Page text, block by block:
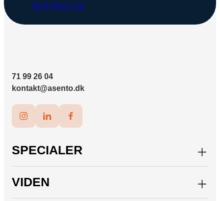
KONTAKT OS
71 99 26 04
kontakt@asento.dk
SPECIALER
Paid Social
VIDEN